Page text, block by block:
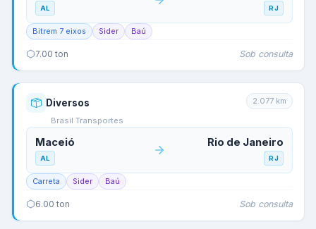
AL RJ
Bitrem 7 eixos Sider Baú
7.00 ton Sob consulta
Diversos
Brasil Transportes
2.077 km
Maceió
AL
Rio de Janeiro
RJ
Carreta Sider Baú
6.00 ton Sob consulta